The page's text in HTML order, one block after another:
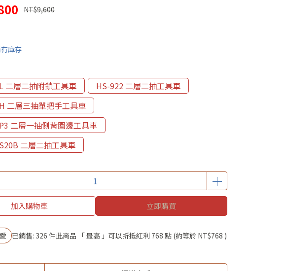
NT$9,600
有庫存
二層二抽附鎖工具車
HS-922 二層二抽工具車
二層三抽單把手工具車
二層一抽側背圍邊工具車
二層二抽工具車
加入購物車 立即購買
已銷售: 326 件此商品 「 最高 」可以折抵紅利 768 點 (約等於 NT$768 )